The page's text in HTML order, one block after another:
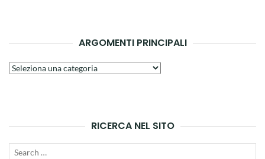
ARGOMENTI PRINCIPALI
Argomenti
RICERCA NEL SITO
Search